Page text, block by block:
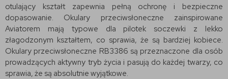
otulający kształt zapewnia pełną ochronę i bezpieczne
dopasowanie. Okulary przeciwsłoneczne zainspirowane
Aviatorem mają typowe dla pilotek soczewki z lekko
złagodzonym kształtem, co sprawia, że są bardziej kobiece.
Okulary przeciwsłoneczne RB3386 są przeznaczone dla osób
prowadzących aktywny tryb życia i pasują do każdej twarzy, co
sprawia, że są absolutnie wyjątkowe.